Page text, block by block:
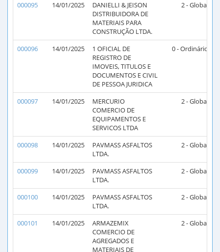
000095 14/01/2025
DANIELLI & JEISON
DISTRIBUIDORA DE
MATERIAIS PARA
CONSTRUÇÃO LTDA.
2 - Global
000096 14/01/2025
1 OFICIAL DE
REGISTRO DE
IMOVEIS, TITULOS E
DOCUMENTOS E CIVIL
DE PESSOA JURIDICA
0 - Ordinário
000097 14/01/2025
MERCURIO
COMERCIO DE
EQUIPAMENTOS E
SERVICOS LTDA
2 - Global
000098 14/01/2025
PAVMASS ASFALTOS
LTDA.
2 - Global
000099 14/01/2025
PAVMASS ASFALTOS
LTDA.
2 - Global
000100 14/01/2025
PAVMASS ASFALTOS
LTDA.
2 - Global
000101 14/01/2025
ARMAZEMIX
COMERCIO DE
AGREGADOS E
MATERIAIS DE
2 - Global